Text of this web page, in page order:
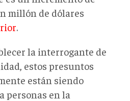
millón de dólares
.
la interrogante de
estos presuntos
están siendo
personas en la